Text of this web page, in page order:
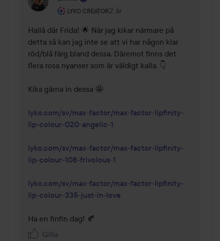
LYKO CREATOR
Användarens roll: Lyko Creator.
2 år
Kommentaren lades 2 år
Hallå där Frida! 🌟 När jag kikar närmare på
detta så kan jag inte se att vi har någon klar
röd/blå färg bland dessa. Däremot finns det
flera rosa nyanser som är väldigt kalla. 👇
Kika gärna in dessa 🤩
lyko.com/sv/max-factor/max-factor-lipfinity-
lip-colour-020-angelic-1
lyko.com/sv/max-factor/max-factor-lipfinity-
lip-colour-108-frivolous-1
lyko.com/sv/max-factor/max-factor-lipfinity-
lip-colour-335-just-in-love
Ha en finfin dag! 🍂
Gilla